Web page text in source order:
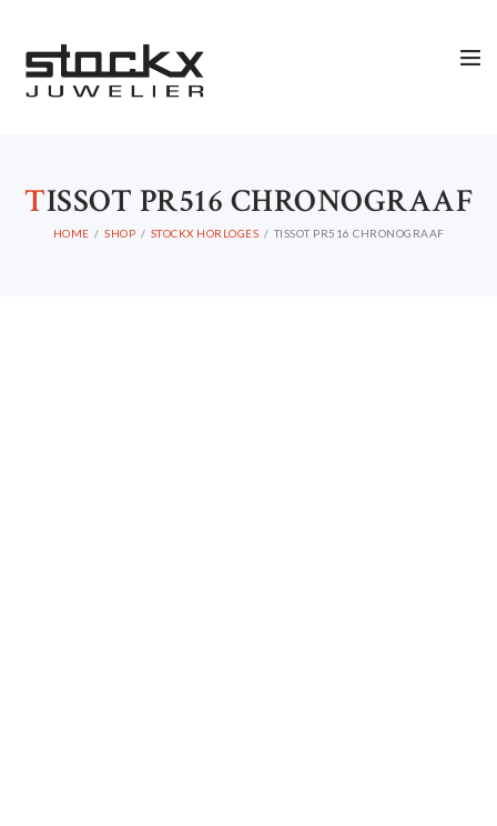
TISSOT PR516 CHRONOGRAAF
HOME SHOP STOCKX HORLOGES TISSOT PR516 CHRONOGRAAF
STOCKX HORLOGES